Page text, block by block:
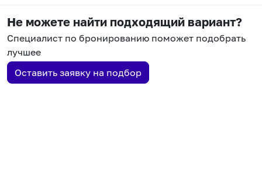
Не можете найти подходящий вариант?
Специалист по бронированию поможет подобрать
лучшее
Оставить заявку на подбор